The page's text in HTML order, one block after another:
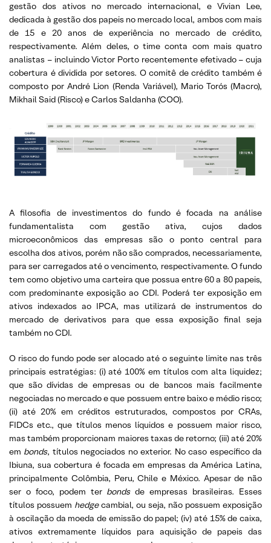
gestão dos ativos no mercado internacional, e Vivian Lee,
dedicada à gestão dos papeis no mercado local, ambos com mais
de 15 e 20 anos de experiência no mercado de crédito,
respectivamente. Além deles, o time conta com mais quatro
analistas – incluindo Victor Porto recentemente efetivado – cuja
cobertura é dividida por setores. O comitê de crédito também é
composto por André Lion (Renda Variável), Mario Torós (Macro),
Mikhail Said (Risco) e Carlos Saldanha (COO).
A filosofia de investimentos do fundo é focada na análise
fundamentalista com gestão ativa, cujos dados
microeconômicos das empresas são o ponto central para
escolha dos ativos, porém não são comprados, necessariamente,
para ser carregados até o vencimento, respectivamente. O fundo
tem como objetivo uma carteira que possua entre 60 a 80 papeis,
com predominante exposição ao CDI. Poderá ter exposição em
ativos indexados ao IPCA, mas utilizará de instrumentos do
mercado de derivativos para que essa exposição final seja
também no CDI.
O risco do fundo pode ser alocado até o seguinte limite nas três
principais estratégias: (i) até 100% em títulos com alta liquidez;
que são dívidas de empresas ou de bancos mais facilmente
negociadas no mercado e que possuem entre baixo e médio risco;
(ii) até 20% em créditos estruturados, compostos por CRAs,
FIDCs etc., que títulos menos líquidos e possuem maior risco,
mas também proporcionam maiores taxas de retorno; (iii) até 20%
em bonds, títulos negociados no exterior. No caso específico da
Ibiuna, sua cobertura é focada em empresas da América Latina,
principalmente Colômbia, Peru, Chile e México. Apesar de não
ser o foco, podem ter bondsde empresas brasileiras. Esses
títulos possuem hedgecambial, ou seja, não possuem exposição
à oscilação da moeda de emissão do papel; (iv) até 15% de caixa,
ativos extremamente líquidos para aquisição de papeis das